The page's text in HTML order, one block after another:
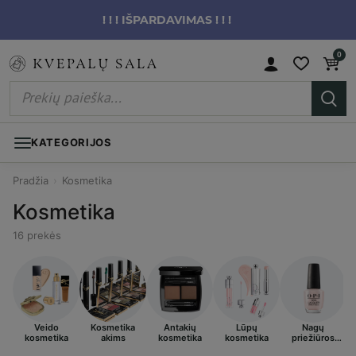
! ! ! IŠPARDAVIMAS ! ! !
0
KATEGORIJOS
Pradžia Kosmetika
Kosmetika
16 prekės
Veido
kosmetika
Kosmetika
akims
Antakių
kosmetika
Lūpų
kosmetika
Nagų
priežiūros